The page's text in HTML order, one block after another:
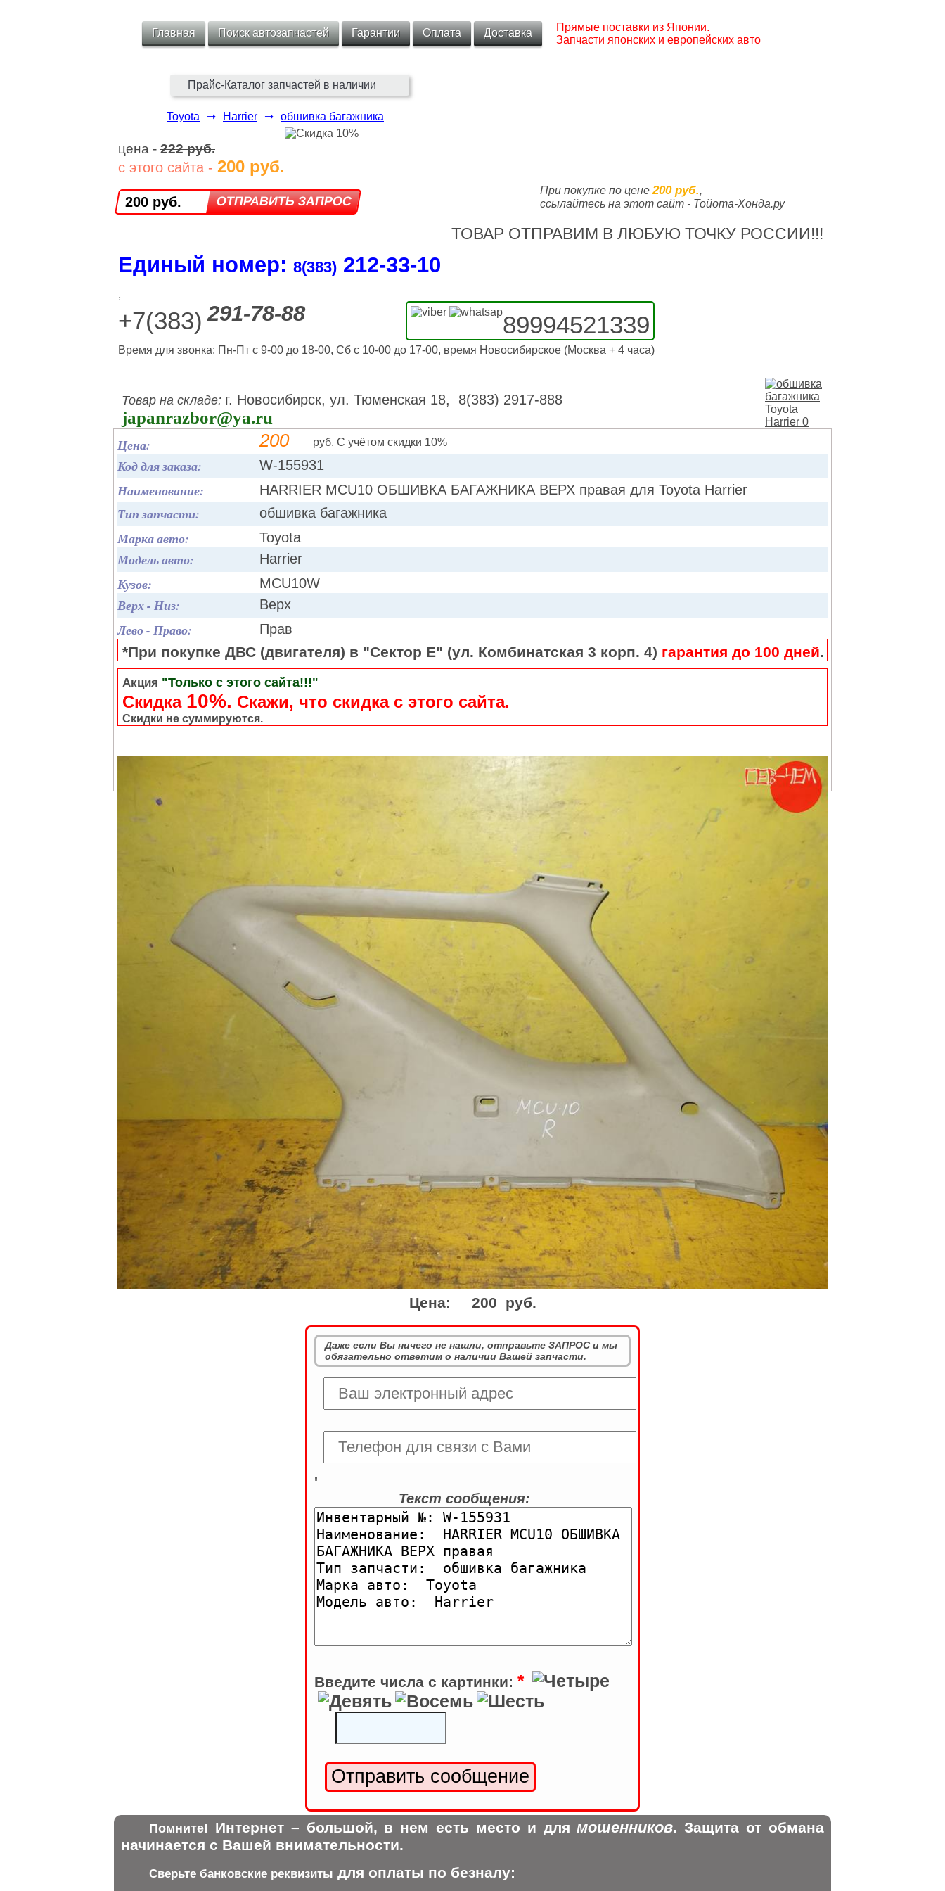
Главная Поиск автозапчастей Гарантии Оплата Доставка
Прямые поставки из Японии.
Запчасти японских и европейских авто
Прайс-Каталог запчастей в наличии
Toyota ➞ Harrier ➞ обшивка багажника
цена - 222 руб.
с этого сайта - 200 руб.
200 руб.
При покупке по цене 200 руб.,
ссылайтесь на этот сайт - Тойота-Хонда.ру
ТОВАР ОТПРАВИМ В ЛЮБУЮ ТОЧКУ РОССИИ!!!
Единый номер: 8(383) 212‑33‑10
,
+7(383) 291-78-88 89994521339
Время для звонка: Пн-Пт с 9-00 до 18-00, Сб с 10-00 до 17-00, время Новосибирское (Москва + 4 часа)
Товар на складе: г. Новосибирск, ул. Тюменская 18, 8(383) 2917-888
japanrazbor@ya.ru
Цена: 200 руб. С учётом скидки 10%
Код для заказа: W-155931
Наименование: HARRIER MCU10 ОБШИВКА БАГАЖНИКА ВЕРХ правая для Toyota Harrier
Тип запчасти: обшивка багажника
Марка авто: Toyota
Модель авто: Harrier
Кузов: MCU10W
Верх - Низ: Верх
Лево - Право: Прав
*При покупке ДВС (двигателя) в "Сектор Е" (ул. Комбинатская 3 корп. 4) гарантия до 100 дней.
Акция "Только с этого сайта!!!"
Скидка 10%. Cкажи, что скидка с этого сайта.
Скидки не суммируются.
Цена: 200 руб.
Даже если Вы ничего не нашли, отправьте ЗАПРОС и мы
обязательно ответим о наличии Вашей запчасти.
'
Текст сообщения:
Введите числа с картинки: *
Помните! Интернет – большой, в нем есть место и для мошенников. Защита от обмана
начинается с Вашей внимательности.
Сверьте банковские реквизиты для оплаты по безналу: